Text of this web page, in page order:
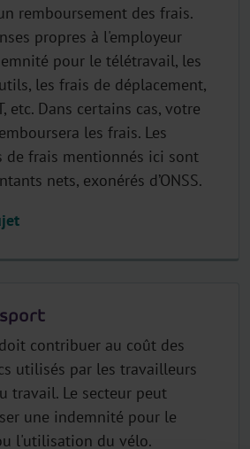
remboursement des frais.
propres à l'employeur
pour le télétravail, les
les frais de déplacement,
etc. Dans certains cas, votre
les frais. Les
de frais mentionnés ici sont
nets, exonérés d’ONSS.
contribuer au coût des
utilisés par les travailleurs
travail. Le secteur peut
une indemnité pour le
l'utilisation du vélo.